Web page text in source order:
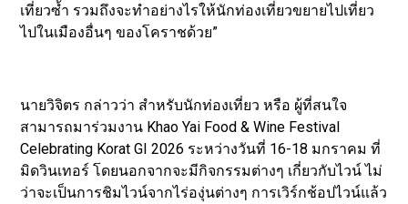
เที่ยวซ้ำ รวมถึงจะทำอย่างไรให้นักท่องเที่ยวขยายไปเที่ยว
ไปในเมืองอื่นๆ ของโคราชด้วย”
นายวิจิตร กล่าวว่า สำหรับนักท่องเที่ยว หรือ ผู้ที่สนใจ
สามารถมาร่วมงาน Khao Yai Food & Wine Festival
Celebrating Korat GI 2026 ระหว่างวันที่ 16-18 มกราคม ที่
มิดวินเทอร์ โดยนอกจากจะมีกิจกรรมต่างๆ เกี่ยวกับไวน์ ไม่
ว่าจะเป็นการชิมไวน์จากไร่องุ่นต่างๆ การเวิร์กช้อปไวน์แล้ว